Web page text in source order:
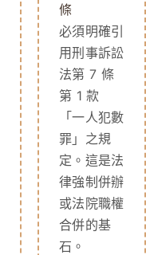
條
必須明確引
用刑事訴訟
法第 7 條
第 1 款
「一人犯數
罪」之規
定。這是法
律強制併辦
或法院職權
合併的基
石。